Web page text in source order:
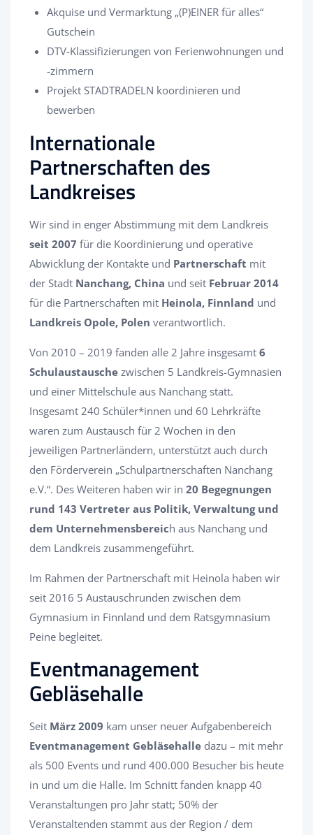
Akquise und Vermarktung „(P)EINER für alles“
Gutschein
DTV-Klassifizierungen von Ferienwohnungen und
-zimmern
Projekt STADTRADELN koordinieren und
bewerben
Internationale
Partnerschaften des
Landkreises
Wir sind in enger Abstimmung mit dem Landkreis
seit 2007 für die Koordinierung und operative
Abwicklung der Kontakte und Partnerschaft mit
der Stadt Nanchang, China und seit Februar 2014
für die Partnerschaften mit Heinola, Finnland und
Landkreis Opole, Polen verantwortlich.
Von 2010 – 2019 fanden alle 2 Jahre insgesamt 6
Schulaustausche zwischen 5 Landkreis-Gymnasien
und einer Mittelschule aus Nanchang statt.
Insgesamt 240 Schüler*innen und 60 Lehrkräfte
waren zum Austausch für 2 Wochen in den
jeweiligen Partnerländern, unterstützt auch durch
den Förderverein „Schulpartnerschaften Nanchang
e.V.“. Des Weiteren haben wir in 20 Begegnungen
rund 143 Vertreter aus Politik, Verwaltung und
dem Unternehmensbereich aus Nanchang und
dem Landkreis zusammengeführt.
Im Rahmen der Partnerschaft mit Heinola haben wir
seit 2016 5 Austauschrunden zwischen dem
Gymnasium in Finnland und dem Ratsgymnasium
Peine begleitet.
Eventmanagement
Gebläsehalle
Seit März 2009 kam unser neuer Aufgabenbereich
Eventmanagement Gebläsehalle dazu – mit mehr
als 500 Events und rund 400.000 Besucher bis heute
in und um die Halle. Im Schnitt fanden knapp 40
Veranstaltungen pro Jahr statt; 50% der
Veranstaltenden stammt aus der Region / dem